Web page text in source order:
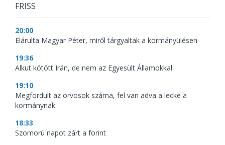
FRISS
20:00
Elárulta Magyar Péter, miről tárgyaltak a kormányülésen
19:36
Alkut kötött Irán, de nem az Egyesült Államokkal
19:10
Megfordult az orvosok száma, fel van adva a lecke a
kormánynak
18:33
Szomorú napot zárt a forint